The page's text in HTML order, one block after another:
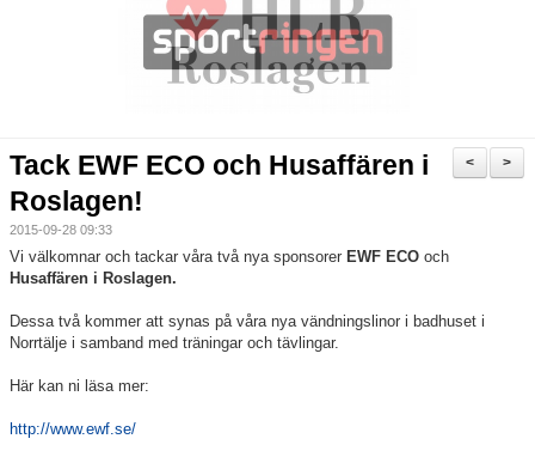
Anmälan till Simklubben
Våra tävlingar
Klubbkollektion
>
<
Tack EWF ECO och Husaffären i
Roslagen!
2015-09-28 09:33
Vi välkomnar och tackar våra två nya sponsorer EWF ECO och
Husaffären i Roslagen.
Dessa två kommer att synas på våra nya vändningslinor i badhuset i
Norrtälje i samband med träningar och tävlingar.
Här kan ni läsa mer:
http://www.ewf.se/